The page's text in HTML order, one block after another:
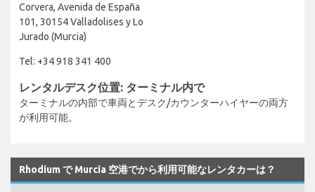
Corvera, Avenida de España
101, 30154 Valladolises y Lo
Jurado (Murcia)
Tel: +34 918 341 400
レンタルデスク位置: ターミナル内で
ターミナルの内部で車両とデスク/カウンターハイヤーの両方
が利用可能。
Rhodium で Murcia 空港でから利用可能なレンタカーは？